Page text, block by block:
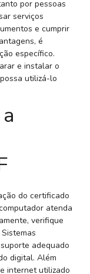
por pessoas
serviços
e cumprir
é
específico.
e instalar o
utilizá-lo
do certificado
atenda
verifique
adequado
digital. Além
internet utilizado